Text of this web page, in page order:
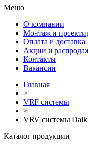
Меню
О компании
Монтаж и
Оплата и доставка
Акции и
Контакты
Вакансии
Главная
>
VRF системы
>
VRV системы
Каталог продукции